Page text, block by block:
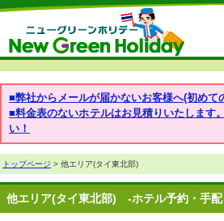
■弊社からメールが届かないお客様へ(初めて
■料金表のないホテルはお見積りいたします
い！
トップページ > 他エリア(タイ東北部)
他エリア(タイ東北部) -ホテル予約・手